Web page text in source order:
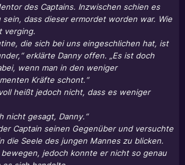
des Captains. Inzwischen schien es
dass dieser ermordet worden war. Wie
verging.
die sich bei uns eingeschlichen hat, ist
erklärte Danny offen. „Es ist doch
wenn man in den weniger
Kräfte schont.“
heißt jedoch nicht, dass es weniger
nicht gesagt, Danny.“
Captain seinen Gegenüber und versuchte
die Seele des jungen Mannes zu blicken.
jedoch konnte er nicht so genau